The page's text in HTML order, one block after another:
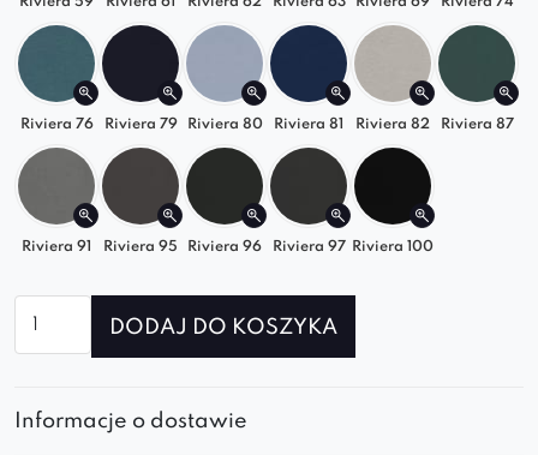
Riviera 76 Riviera 79 Riviera 80 Riviera 81 Riviera 82 Riviera 87
Riviera 91 Riviera 95 Riviera 96 Riviera 97 Riviera 100
Fotel
DODAJ DO KOSZYKA
Informacje o dostawie